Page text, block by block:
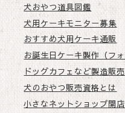
犬おやつ道具図鑑
犬用ケーキモニター募集
おすすめ犬用ケーキ通販
お誕生日ケーキ製作（フ
ドッグカフェなど製造販
犬のおやつ販売資格とは
小さなネットショップ開